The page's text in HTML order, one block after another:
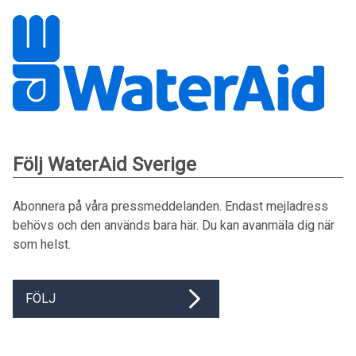
Följ WaterAid Sverige
Abonnera på våra pressmeddelanden. Endast mejladress
behövs och den används bara här. Du kan avanmäla dig när
som helst.
FÖLJ